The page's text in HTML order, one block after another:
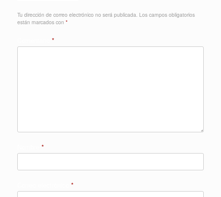
Tu dirección de correo electrónico no será publicada. Los campos obligatorios
están marcados con *
*
*
*